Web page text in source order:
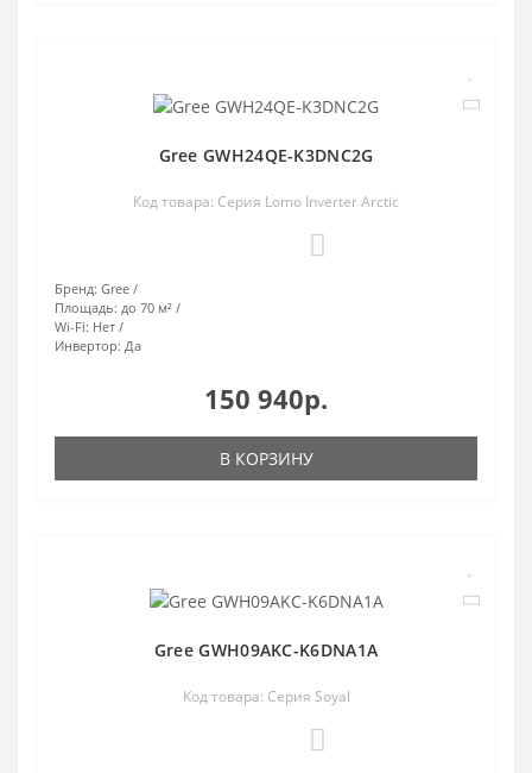
Gree GWH24QE-K3DNC2G
Код товара: Серия Lomo Inverter Arctic
Бренд: Gree
Площадь: до 70 м²
Wi-Fi: Нет
Инвертор: Да
150 940р.
В КОРЗИНУ
Gree GWH09AKC-K6DNA1A
Код товара: Серия Soyal